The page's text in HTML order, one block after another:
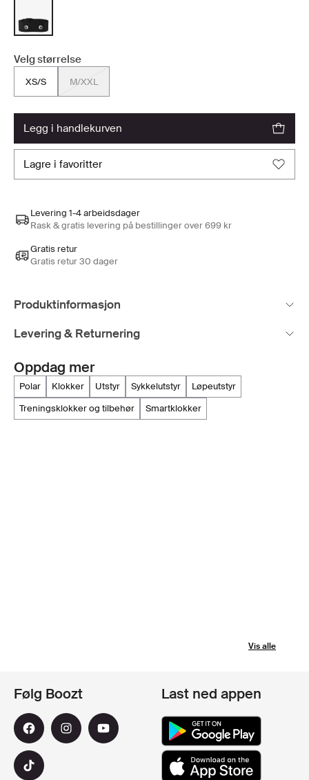
Velg størrelse
XS/S M/XXL
legg i handlekurven
lagre i favoritter
Levering 1-4 arbeidsdager
Rask & gratis levering på bestillinger over 699 kr
Gratis retur
Gratis retur 30 dager
Produktinformasjon
Levering & Returnering
Oppdag mer
polar klokker utstyr sykkelutstyr
løpeutstyr
treningsklokker og tilbehør
smartklokker
Vis alle
Følg Boozt Last ned appen